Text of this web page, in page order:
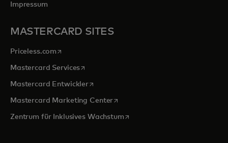
Impressum
MASTERCARD SITES
Priceless.com wird in einer neuen Registerkarte geöffnet
Mastercard Serviceswird in einer neuen Registerkarte geöffnet
Mastercard Entwicklerwird in einer neuen Registerkarte
Mastercard Marketing Centerwird in einer neuen
Zentrum für Inklusives Wachstumwird in einer neuen